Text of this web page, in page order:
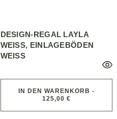
DESIGN-REGAL LAYLA
WEISS, EINLAGEBÖDEN W
EISS
IN DEN WARENKORB -
125,00 €